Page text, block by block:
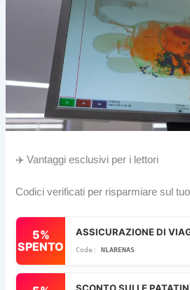
✈️ Vantaggi esclusivi per i lettori
Codici verificati per risparmiare sul
5%
SPENTO
ASSICURAZIONE DI
NLARENAS